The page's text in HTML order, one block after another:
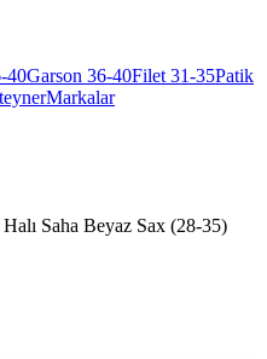
40Garson 36-40Filet 31-35Patik
Markalar
Saha Beyaz Sax (28-35)